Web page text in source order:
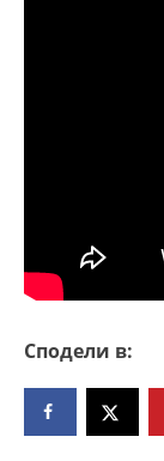
Сподели в: